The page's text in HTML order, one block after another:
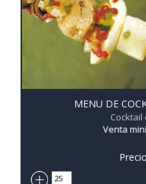
MENU DE
Cocktail
Venta
Precio